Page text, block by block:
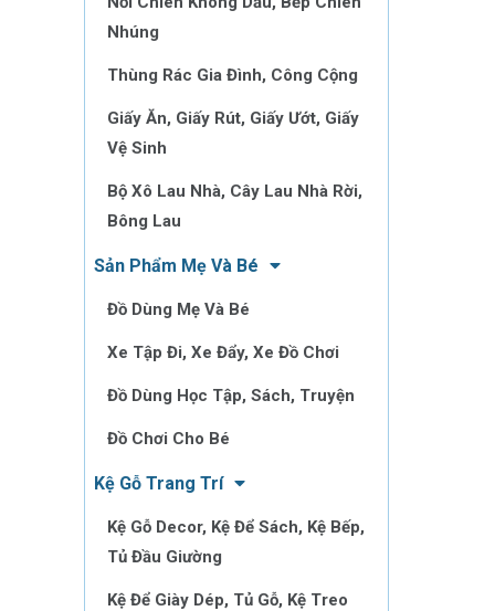
Nhúng
Thùng Rác Gia Đình, Công Cộng
Giấy Ăn, Giấy Rút, Giấy Ướt, Giấy
Vệ Sinh
Bộ Xô Lau Nhà, Cây Lau Nhà Rời,
Bông Lau
Sản Phẩm Mẹ Và Bé
Đồ Dùng Mẹ Và Bé
Xe Tập Đi, Xe Đẩy, Xe Đồ Chơi
Đồ Dùng Học Tập, Sách, Truyện
Đồ Chơi Cho Bé
Kệ Gỗ Trang Trí
Kệ Gỗ Decor, Kệ Để Sách, Kệ Bếp,
Tủ Đầu Giường
Kệ Để Giày Dép, Tủ Gỗ, Kệ Treo